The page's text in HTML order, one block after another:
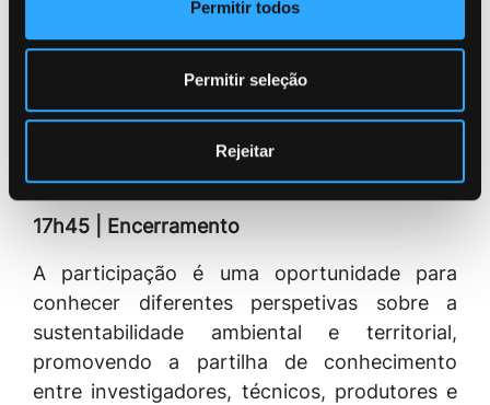
Permitir todos
Permitir seleção
Rejeitar
Moderação:
Luís Duarte Melo
17h15 | Debate com os participantes
17h45 | Encerramento
A participação é uma oportunidade para
conhecer diferentes perspetivas sobre a
sustentabilidade ambiental e territorial,
promovendo a partilha de conhecimento
entre investigadores, técnicos, produtores e